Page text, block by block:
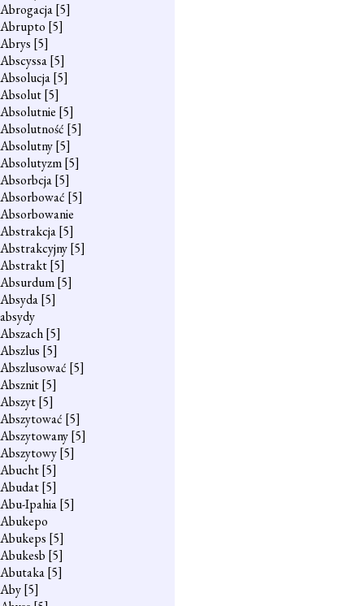
Abrogacja[5]
Abrupto [5]
Abrys [5]
Abscyssa[5]
Absolucja[5]
Absolut[5]
Absolutnie [5]
Absolutność [5]
Absolutny[5]
Absolutyzm[5]
Absorbcja[5]
Absorbować [5]
Absorbowanie
Abstrakcja[5]
Abstrakcyjny[5]
Abstrakt[5]
Absurdum[5]
Absyda[5]
absydy
Abszach[5]
Abszlus [5]
Abszlusować [5]
Absznit[5]
Abszyt[5]
Abszytować [5]
Abszytowany[5]
Abszytowy[5]
Abucht[5]
Abudat[5]
Abu-Ipahia[5]
Abukepo
Abukeps [5]
Abukesb [5]
Abutaka[5]
Aby[5]